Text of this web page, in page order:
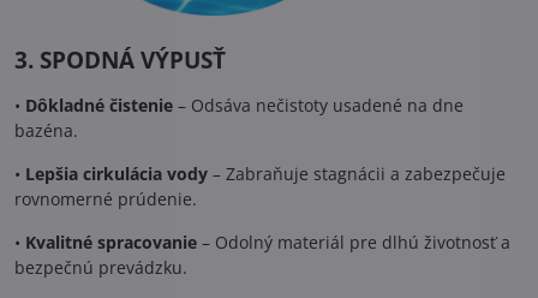
3. SPODNÁ VÝPUSŤ
• Dôkladné čistenie – Odsáva nečistoty usadené na dne
bazéna.
• Lepšia cirkulácia vody – Zabraňuje stagnácii a zabezpečuje
rovnomerné prúdenie.
• Kvalitné spracovanie – Odolný materiál pre dlhú životnosť a
bezpečnú prevádzku.